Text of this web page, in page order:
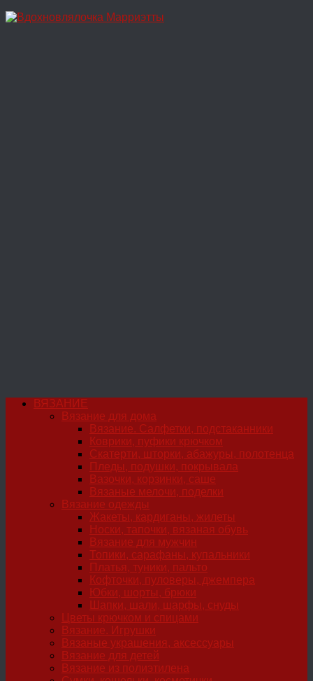
Перейти
ВЯЗАНИЕ
Вязание для дома
Вязание. Салфетки, подстаканники
Коврики, пуфики крючком
Скатерти, шторки, абажуры, полотенца
Пледы, подушки, покрывала
Вазочки, корзинки, саше
Вязаные мелочи, поделки
Вязание одежды
Жакеты, кардиганы, жилеты
Носки, тапочки, вязаная обувь
Вязание для мужчин
Топики, сарафаны, купальники
Платья, туники, пальто
Кофточки, пуловеры, джемпера
Юбки, шорты, брюки
Шапки, шали, шарфы, снуды
Цветы крючком и спицами
Вязание. Игрушки
Вязаные украшения, аксессуары
Вязание для детей
Вязание из полиэтилена